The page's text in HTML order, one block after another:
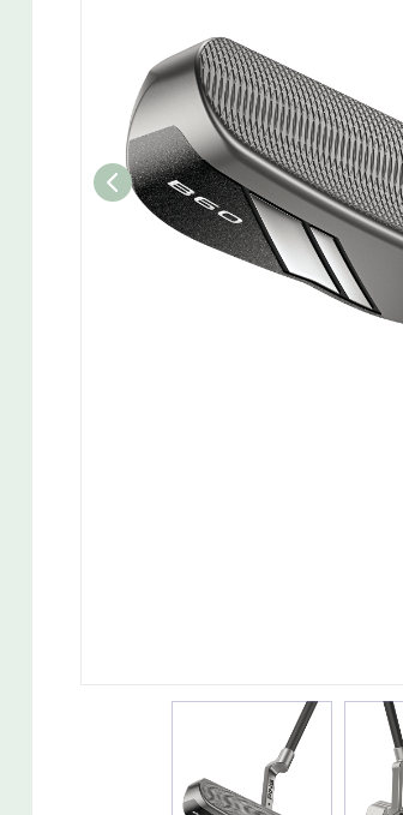
Miesten putterit
Miesten täyssetit
Miesten aloittelijan setit
Naisten aloittelijan setit